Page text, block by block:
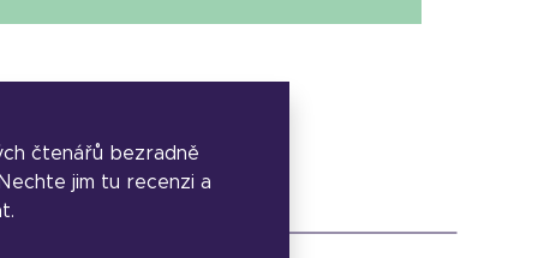
čtenářů bezradně
jim tu recenzi a